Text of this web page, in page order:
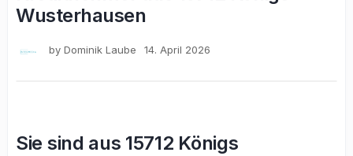
Wusterhausen
by Dominik Laube 14. April 2026
Sie sind aus 15712 Königs